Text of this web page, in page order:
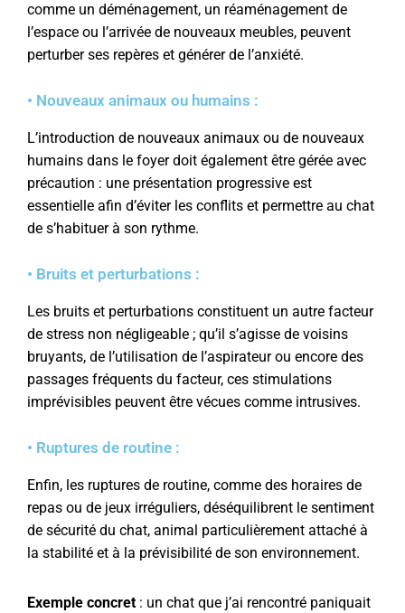
comme un déménagement, un réaménagement de
l’espace ou l’arrivée de nouveaux meubles, peuvent
perturber ses repères et générer de l’anxiété.
• Nouveaux animaux ou humains :
L’introduction de nouveaux animaux ou de nouveaux
humains dans le foyer doit également être gérée avec
précaution : une présentation progressive est
essentielle afin d’éviter les conflits et permettre au chat
de s’habituer à son rythme.
• Bruits et perturbations :
Les bruits et perturbations constituent un autre facteur
de stress non négligeable ; qu’il s’agisse de voisins
bruyants, de l’utilisation de l’aspirateur ou encore des
passages fréquents du facteur, ces stimulations
imprévisibles peuvent être vécues comme intrusives.
• Ruptures de routine :
Enfin, les ruptures de routine, comme des horaires de
repas ou de jeux irréguliers, déséquilibrent le sentiment
de sécurité du chat, animal particulièrement attaché à
la stabilité et à la prévisibilité de son environnement.
Exemple concret : un chat que j’ai rencontré paniquait